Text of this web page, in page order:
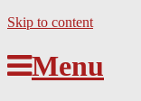
Skip to content
Menu